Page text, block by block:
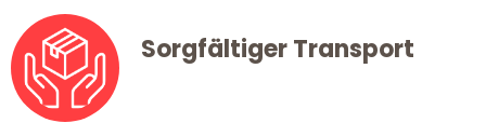
Sorgfältiger Transport